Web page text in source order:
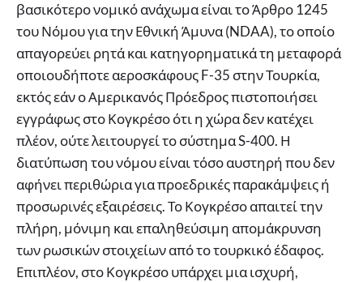
βασικότερο νομικό ανάχωμα είναι το Άρθρο 1245
του Νόμου για την Εθνική Άμυνα (NDAA), το οποίο
απαγορεύει ρητά και κατηγορηματικά τη μεταφορά
οποιουδήποτε αεροσκάφους F-35 στην Τουρκία,
εκτός εάν ο Αμερικανός Πρόεδρος πιστοποιήσει
εγγράφως στο Κογκρέσο ότι η χώρα δεν κατέχει
πλέον, ούτε λειτουργεί το σύστημα S-400. Η
διατύπωση του νόμου είναι τόσο αυστηρή που δεν
αφήνει περιθώρια για προεδρικές παρακάμψεις ή
προσωρινές εξαιρέσεις. Το Κογκρέσο απαιτεί την
πλήρη, μόνιμη και επαληθεύσιμη απομάκρυνση
των ρωσικών στοιχείων από το τουρκικό έδαφος.
Επιπλέον, στο Κογκρέσο υπάρχει μια ισχυρή,